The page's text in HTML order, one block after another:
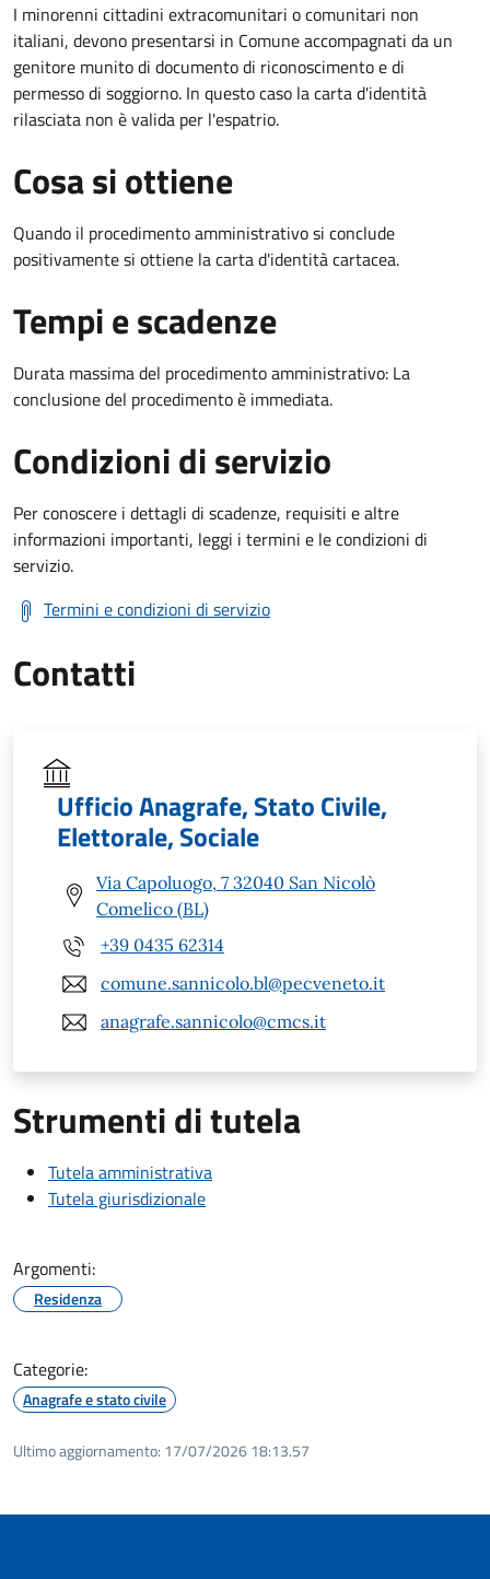
I minorenni cittadini extracomunitari o comunitari non
italiani, devono presentarsi in Comune accompagnati da un
genitore munito di documento di riconoscimento e di
permesso di soggiorno. In questo caso la carta d'identità
rilasciata non è valida per l'espatrio.
Cosa si ottiene
Quando il procedimento amministrativo si conclude
positivamente si ottiene la carta d'identità cartacea.
Tempi e scadenze
Durata massima del procedimento amministrativo: La
conclusione del procedimento è immediata.
Condizioni di servizio
Per conoscere i dettagli di scadenze, requisiti e altre
informazioni importanti, leggi i termini e le condizioni di
servizio.
Termini e condizioni di servizio
Contatti
Ufficio Anagrafe, Stato Civile,
Elettorale, Sociale
Via Capoluogo, 7 32040 San Nicolò
Comelico (BL)
+39 0435 62314
comune.sannicolo.bl@pecveneto.it
anagrafe.sannicolo@cmcs.it
Strumenti di tutela
Tutela amministrativa
Tutela giurisdizionale
Argomenti:
Residenza
Categorie:
Anagrafe e stato civile
Ultimo aggiornamento: 17/07/2026 18:13.57